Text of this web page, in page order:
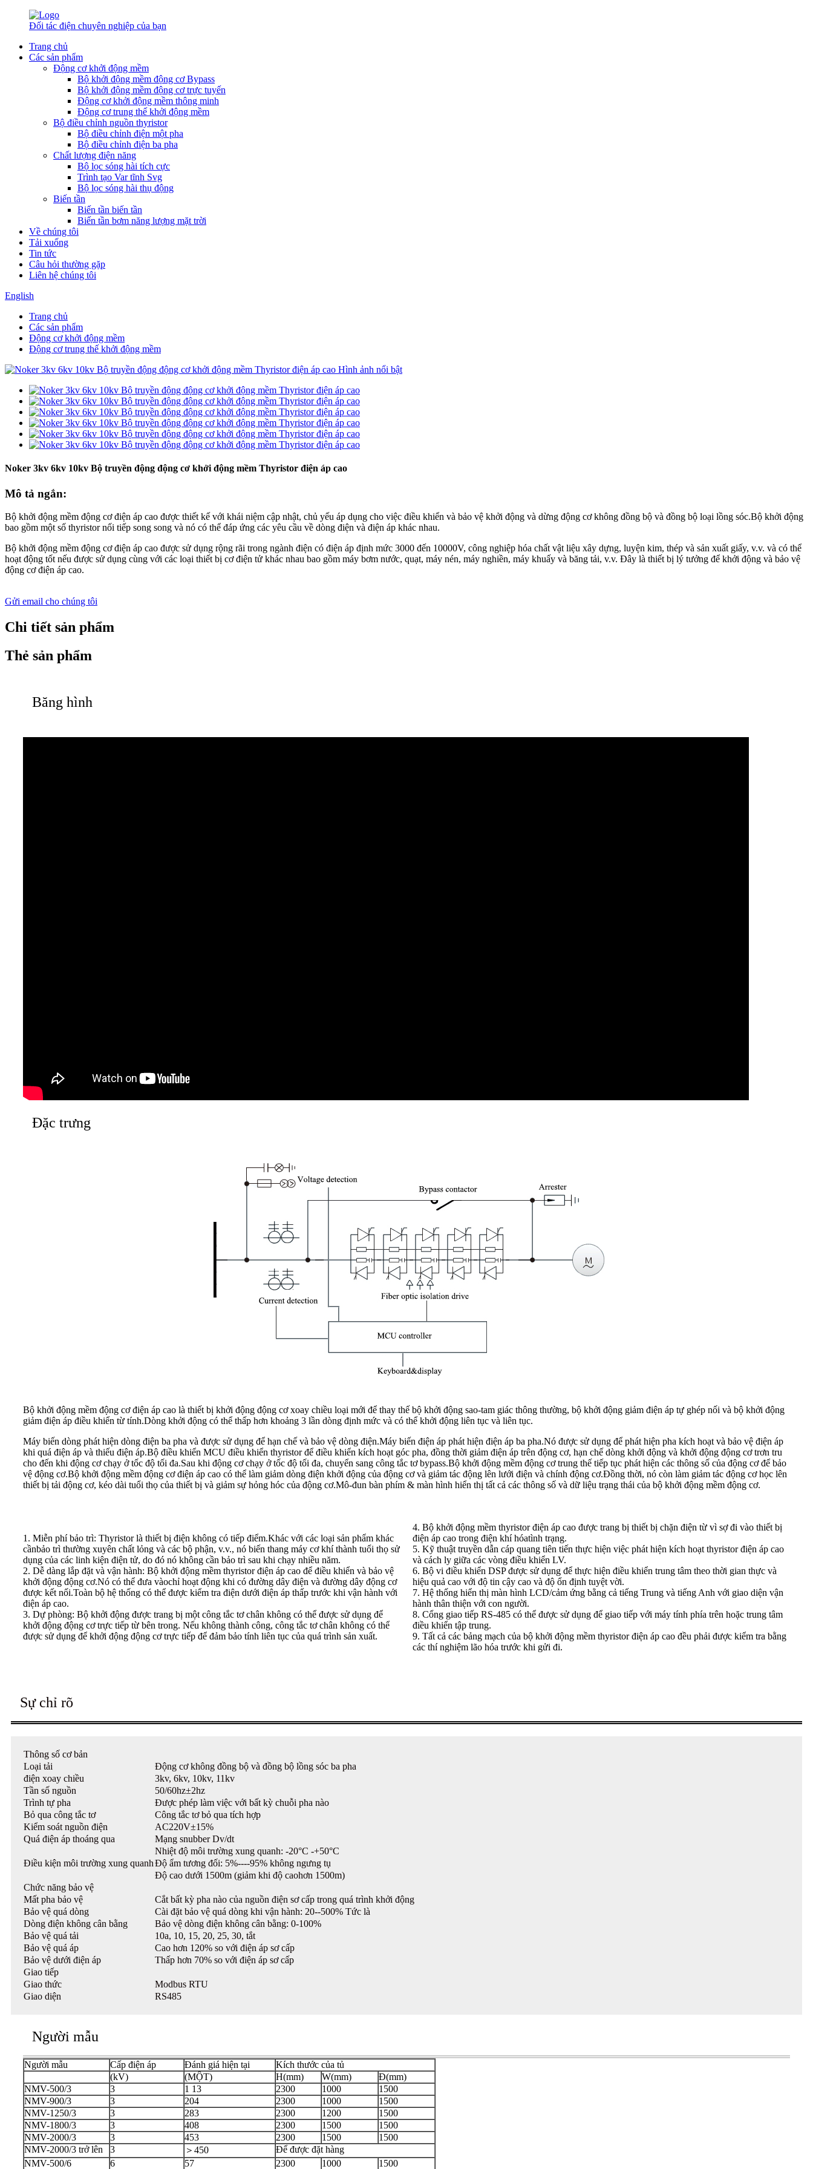
Đối tác điện chuyên nghiệp của bạn
Trang chủ
Các sản phẩm
Động cơ khởi động mềm
Bộ khởi động mềm động cơ Bypass
Bộ khởi động mềm động cơ trực tuyến
Động cơ khởi động mềm thông minh
Động cơ trung thế khởi động mềm
Bộ điều chỉnh nguồn thyristor
Bộ điều chỉnh điện một pha
Bộ điều chỉnh điện ba pha
Chất lượng điện năng
Bộ lọc sóng hài tích cực
Trình tạo Var tĩnh Svg
Bộ lọc sóng hài thụ động
Biến tần
Biến tần biến tần
Biến tần bơm năng lượng mặt trời
Về chúng tôi
Tải xuống
Tin tức
Câu hỏi thường gặp
Liên hệ chúng tôi
English
Trang chủ
Các sản phẩm
Động cơ khởi động mềm
Động cơ trung thế khởi động mềm
Noker 3kv 6kv 10kv Bộ truyền động động cơ khởi động mềm Thyristor điện áp cao
Mô tả ngắn:
Bộ khởi động mềm động cơ điện áp cao được thiết kế với khái niệm cập nhật, chủ yếu áp dụng cho việc điều khiển và bảo vệ khởi động và dừng động cơ không đồng bộ và đồng bộ loại lồng sóc.Bộ khởi động
bao gồm một số thyristor nối tiếp song song và nó có thể đáp ứng các yêu cầu về dòng điện và điện áp khác nhau.
Bộ khởi động mềm động cơ điện áp cao được sử dụng rộng rãi trong ngành điện có điện áp định mức 3000 đến 10000V, công nghiệp hóa chất vật liệu xây dựng, luyện kim, thép và sản xuất giấy, v.v. và có thể
hoạt động tốt nếu được sử dụng cùng với các loại thiết bị cơ điện tử khác nhau bao gồm máy bơm nước, quạt, máy nén, máy nghiền, máy khuấy và băng tải, v.v. Đây là thiết bị lý tưởng để khởi động và bảo vệ
động cơ điện áp cao.
Gửi email cho chúng tôi
Chi tiết sản phẩm
Thẻ sản phẩm
Băng hình
Đặc trưng
Bộ khởi động mềm động cơ điện áp cao là thiết bị khởi động động cơ xoay chiều loại mới để thay thế bộ khởi động sao-tam giác thông thường, bộ khởi động giảm điện áp tự ghép nối và bộ khởi động
giảm điện áp điều khiển từ tính.Dòng khởi động có thể thấp hơn khoảng 3 lần dòng định mức và có thể khởi động liên tục và liên tục.
Máy biến dòng phát hiện dòng điện ba pha và được sử dụng để hạn chế và bảo vệ dòng điện.Máy biến điện áp phát hiện điện áp ba pha.Nó được sử dụng để phát hiện pha kích hoạt và bảo vệ điện áp
khi quá điện áp và thiếu điện áp.Bộ điều khiển MCU điều khiển thyristor để điều khiển kích hoạt góc pha, đồng thời giảm điện áp trên động cơ, hạn chế dòng khởi động và khởi động động cơ trơn tru
cho đến khi động cơ chạy ở tốc độ tối đa.Sau khi động cơ chạy ở tốc độ tối đa, chuyển sang công tắc tơ bypass.Bộ khởi động mềm động cơ trung thế tiếp tục phát hiện các thông số của động cơ để bảo
vệ động cơ.Bộ khởi động mềm động cơ điện áp cao có thể làm giảm dòng điện khởi động của động cơ và giảm tác động lên lưới điện và chính động cơ.Đồng thời, nó còn làm giảm tác động cơ học lên
thiết bị tải động cơ, kéo dài tuổi thọ của thiết bị và giảm sự hỏng hóc của động cơ.Mô-đun bàn phím & màn hình hiển thị tất cả các thông số và dữ liệu trạng thái của bộ khởi động mềm động cơ.
1. Miễn phí bảo trì: Thyristor là thiết bị điện không có tiếp điểm.Khác với các loại sản phẩm khác
cầnbảo trì thường xuyên chất lỏng và các bộ phận, v.v., nó biến thang máy cơ khí thành tuổi thọ sử
dụng của các linh kiện điện tử, do đó nó không cần bảo trì sau khi chạy nhiều năm.
2. Dễ dàng lắp đặt và vận hành: Bộ khởi động mềm thyristor điện áp cao để điều khiển và bảo vệ
khởi động động cơ.Nó có thể đưa vàochỉ hoạt động khi có đường dây điện và đường dây động cơ
được kết nối.Toàn bộ hệ thống có thể được kiểm tra điện dưới điện áp thấp trước khi vận hành với
điện áp cao.
3. Dự phòng: Bộ khởi động được trang bị một công tắc tơ chân không có thể được sử dụng để
khởi động động cơ trực tiếp từ bên trong. Nếu không thành công, công tắc tơ chân không có thể
được sử dụng để khởi động động cơ trực tiếp để đảm bảo tính liên tục của quá trình sản xuất.
4. Bộ khởi động mềm thyristor điện áp cao được trang bị thiết bị chặn điện từ vì sợ đi vào thiết bị
điện áp cao trong điện khí hóatình trạng.
5. Kỹ thuật truyền dẫn cáp quang tiên tiến thực hiện việc phát hiện kích hoạt thyristor điện áp cao
và cách ly giữa các vòng điều khiển LV.
6. Bộ vi điều khiển DSP được sử dụng để thực hiện điều khiển trung tâm theo thời gian thực và
hiệu quả cao với độ tin cậy cao và độ ổn định tuyệt vời.
7. Hệ thống hiển thị màn hình LCD/cảm ứng bằng cả tiếng Trung và tiếng Anh với giao diện vận
hành thân thiện với con người.
8. Cổng giao tiếp RS-485 có thể được sử dụng để giao tiếp với máy tính phía trên hoặc trung tâm
điều khiển tập trung.
9. Tất cả các bảng mạch của bộ khởi động mềm thyristor điện áp cao đều phải được kiểm tra bằng
các thí nghiệm lão hóa trước khi gửi đi.
Sự chỉ rõ
Thông số cơ bản
Loại tải
Động cơ không đồng bộ và đồng bộ lồng sóc ba pha
điện xoay chiều
3kv, 6kv, 10kv, 11kv
Tần số nguồn
50/60hz±2hz
Trình tự pha
Được phép làm việc với bất kỳ chuỗi pha nào
Bỏ qua công tắc tơ
Công tắc tơ bỏ qua tích hợp
Kiểm soát nguồn điện
AC220V±15%
Quá điện áp thoáng qua
Mạng snubber Dv/dt
Điều kiện môi trường xung quanh
Nhiệt độ môi trường xung quanh: -20°C -+50°C
Độ ẩm tương đối: 5%----95% không ngưng tụ
Độ cao dưới 1500m (giảm khi độ caohơn 1500m)
Chức năng bảo vệ
Mất pha bảo vệ
Cắt bất kỳ pha nào của nguồn điện sơ cấp trong quá trình khởi động
Bảo vệ quá dòng
Cài đặt bảo vệ quá dòng khi vận hành: 20--500% Tức là
Dòng điện không cân bằng
Bảo vệ dòng điện không cân bằng: 0-100%
Bảo vệ quá tải
10a, 10, 15, 20, 25, 30, tắt
Bảo vệ quá áp
Cao hơn 120% so với điện áp sơ cấp
Bảo vệ dưới điện áp
Thấp hơn 70% so với điện áp sơ cấp
Giao tiếp
Giao thức
Modbus RTU
Giao diện
RS485
Người mẫu
Người mẫu Cấp điện áp Đánh giá hiện tại
Kích thước của tủ
(kV)
(MỘT) H(mm) W(mm)
Đ(mm)
NMV-500/3
3 1 13 2300 1000
1500
NMV-900/3
3 204 2300 1000
1500
NMV-1250/3
3 283 2300 1200
1500
NMV-1800/3
3 408 2300 1500
1500
NMV-2000/3
3 453 2300 1500
1500
NMV-2000/3 trở lên
3 ＞450
Để được đặt hàng
NMV-500/6
6 57 2300 1000 1500